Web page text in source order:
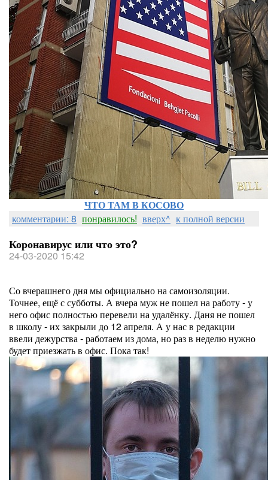
ЧТО ТАМ В КОСОВО
комментарии: 8 понравилось! вверх^ к полной версии
Коронавирус или что это?
24-03-2020 15:42
Со вчерашнего дня мы официально на самоизоляции.
Точнее, ещё с субботы. А вчера муж не пошел на работу - у
него офис полностью перевели на удалёнку. Даня не пошел
в школу - их закрыли до 12 апреля. А у нас в редакции
ввели дежурства - работаем из дома, но раз в неделю нужно
будет приезжать в офис. Пока так!